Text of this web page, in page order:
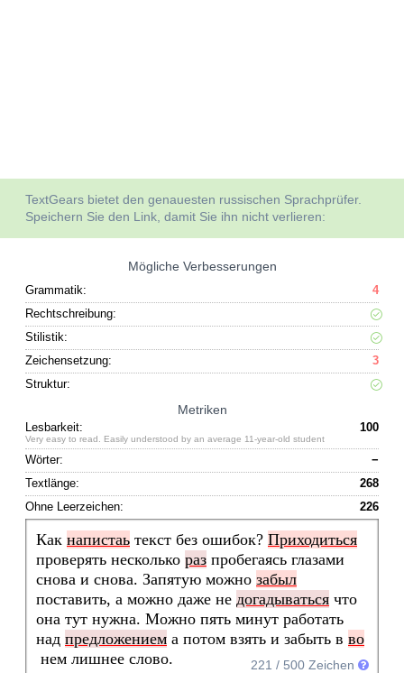
TextGears bietet den genauesten russischen Sprachprüfer.
Speichern Sie den Link, damit Sie ihn nicht verlieren:
Mögliche Verbesserungen
Grammatik:
4
Rechtschreibung:
Stilistik:
Zeichensetzung:
3
Struktur:
Metriken
Lesbarkeit: 100
Very easy to read. Easily understood by an average 11-year-old student
Wörter:
−
Textlänge:
268
Ohne Leerzeichen:
226
Как напистаь текст без ошибок? Приходиться
проверять несколько раз пробегаясь глазами
снова и снова. Запятую можно забыл
поставить, а можно даже не догадываться что
она тут нужна. Можно пять минут работать
над предложением а потом взять и забыть в во
нем лишнее слово.
221 / 500 Zeichen